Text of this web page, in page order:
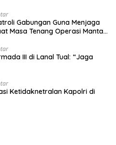
Gabungan Guna Menjaga
Masa Tenang Operasi Mantap
III di Lanal Tual: “Jaga
Ketidaknetralan Kapolri di